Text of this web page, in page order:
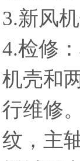
3.新风
4.检修
机壳和
行维修
纹，主